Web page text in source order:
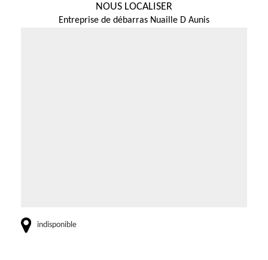
NOUS LOCALISER
Entreprise de débarras Nuaille D Aunis
indisponible